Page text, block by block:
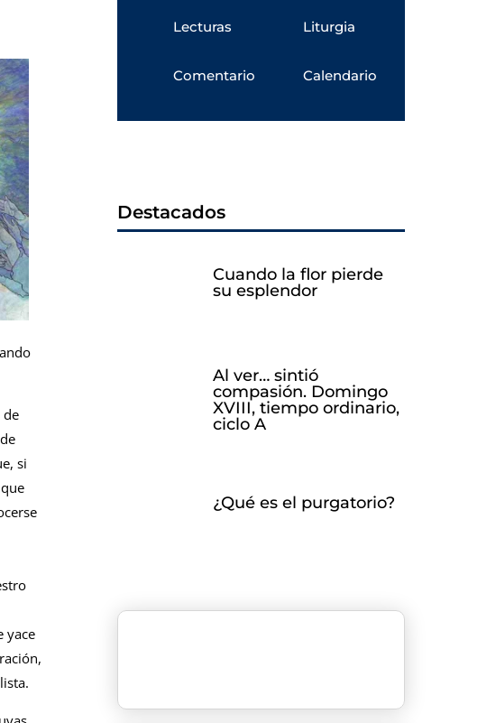
de
si
yace
Lecturas
Comentario
Liturgia
Calendario
Destacados
Cuando la flor pierde
su esplendor
Al ver… sintió
compasión. Domingo
XVIII, tiempo ordinario,
ciclo A
¿Qué es el purgatorio?